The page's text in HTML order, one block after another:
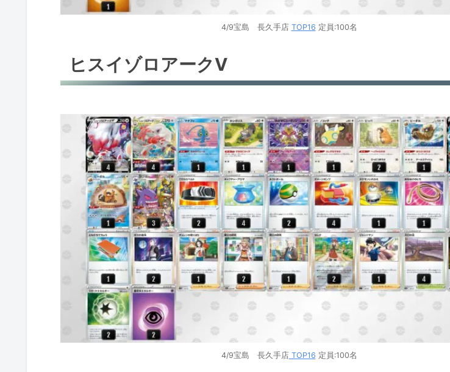
マスカーニャex
マスカーニャex
ラウドボーンex
パルデアドオーex
レジドラゴV
オリジンディアルガV
環境デッキレシピまとめ
4/9宝島 長久手店 TOP16 定員:100名
ヒスイゾロアークV
4/9宝島 長久手店TOP16 定員:100名